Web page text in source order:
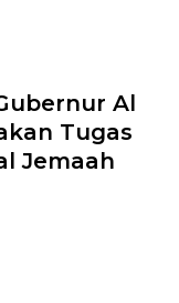
Al
Tugas
Jemaah